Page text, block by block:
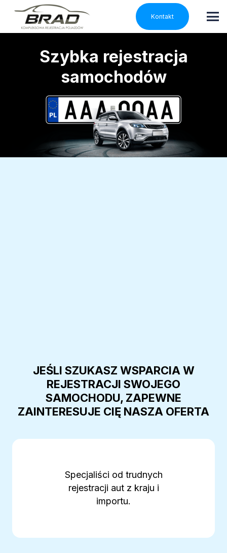
Kontakt
Szybka rejestracja
samochodów
JEŚLI SZUKASZ WSPARCIA W
REJESTRACJI SWOJEGO
SAMOCHODU, ZAPEWNE
ZAINTERESUJE CIĘ NASZA OFERTA
Specjaliści od trudnych
rejestracji aut z kraju i
importu.